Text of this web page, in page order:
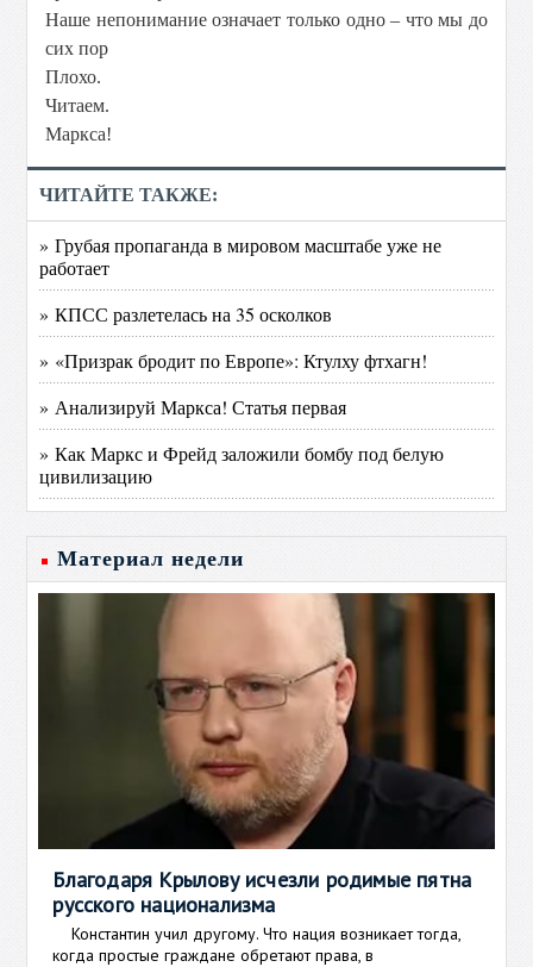
Наше непонимание означает только одно – что мы до
сих пор
Плохо.
Читаем.
Маркса!
ЧИТАЙТЕ ТАКЖЕ:
» Грубая пропаганда в мировом масштабе уже не
работает
» КПСС разлетелась на 35 осколков
» «Призрак бродит по Европе»: Ктулху фтхагн!
» Анализируй Маркса! Статья первая
» Как Маркс и Фрейд заложили бомбу под белую
цивилизацию
Материал недели
Благодаря Крылову исчезли родимые пятна
русского национализма
Константин учил другому. Что нация возникает тогда,
когда простые граждане обретают права, в